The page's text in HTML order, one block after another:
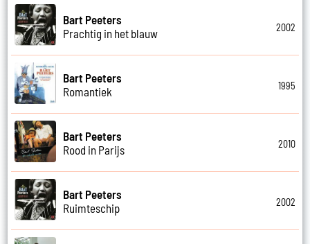
Bart Peeters
Prachtig in het blauw
2002
Bart Peeters
Romantiek
1995
Bart Peeters
Rood in Parijs
2010
Bart Peeters
Ruimteschip
2002